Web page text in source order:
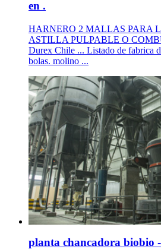
en .
HARNERO 2 MALLAS PARA
ASTILLA PULPABLE O
Durex Chile ... Listado de fabrica
bolas. molino ...
planta chancadora biobio